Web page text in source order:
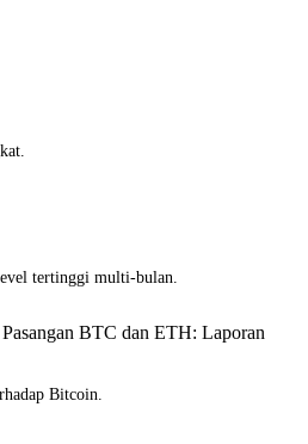
tertinggi multi-bulan.
BTC dan ETH: Laporan
Bitcoin.